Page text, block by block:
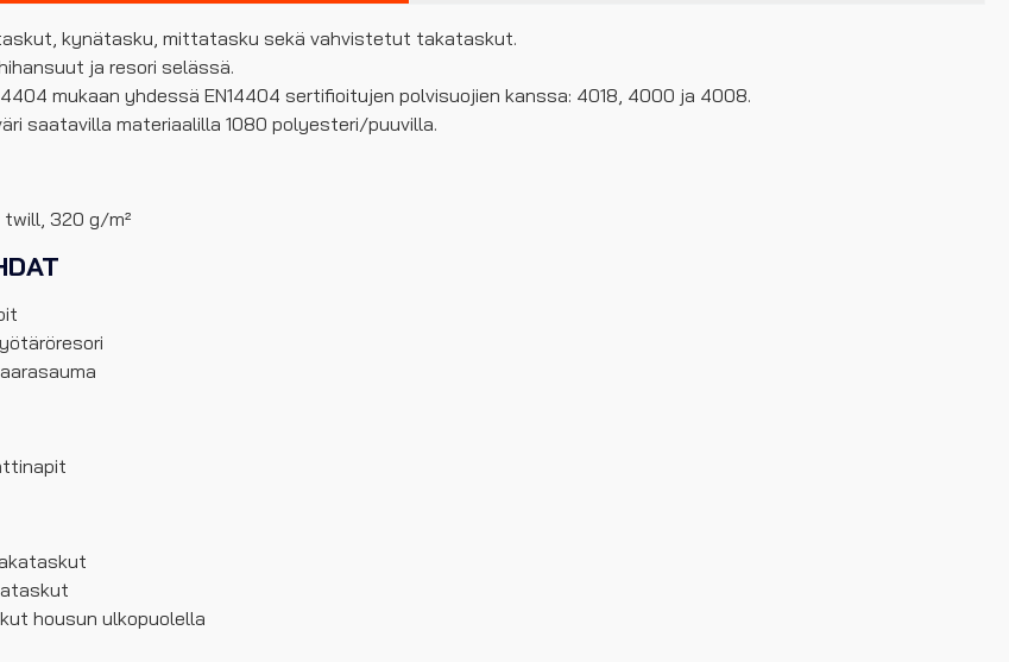
kynätasku, mittatasku sekä vahvistetut takataskut.
ja resori selässä.
mukaan yhdessä EN14404 sertifioitujen polvisuojien kanssa: 4018, 4000 ja 4008.
saatavilla materiaalilla 1080 polyesteri/puuvilla.
twill, 320 g/m²
housun ulkopuolella